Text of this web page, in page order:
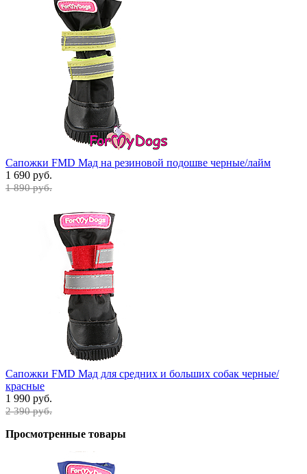
Сапожки FMD Мад на резиновой подошве черные/лайм
1 690 руб.
1 890 руб.
Сапожки FMD Мад для средних и больших собак черные/
красные
1 990 руб.
2 390 руб.
Просмотренные товары